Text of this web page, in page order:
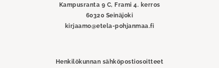
Kampusranta 9 C, Frami 4. kerros
60320 Seinäjoki
kirjaamo@etela-pohjanmaa.fi
Henkilökunnan sähköpostiosoitteet